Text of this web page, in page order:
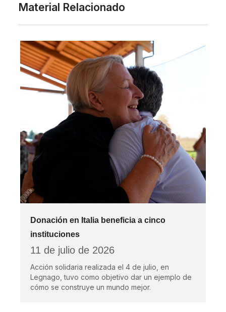
Material Relacionado
Donación en Italia beneficia a cinco
instituciones
11 de julio de 2026
Acción solidaria realizada el 4 de julio, en
Legnago, tuvo como objetivo dar un ejemplo de
cómo se construye un mundo mejor.